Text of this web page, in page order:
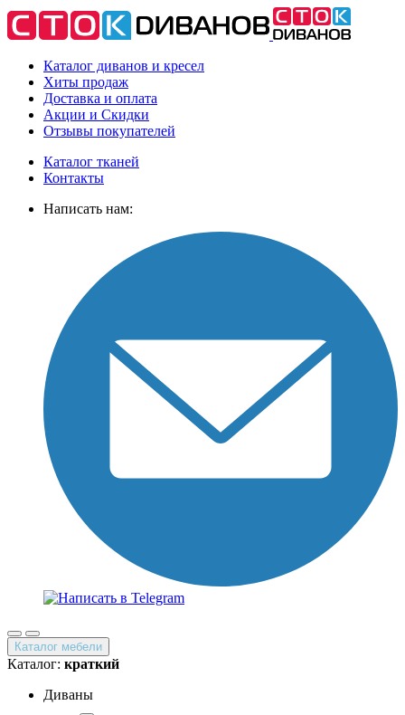
Каталог диванов и кресел
Хиты продаж
Доставка и оплата
Акции и Скидки
Отзывы покупателей
Каталог тканей
Контакты
Написать нам:
Каталог мебели
Каталог: краткий
Диваны